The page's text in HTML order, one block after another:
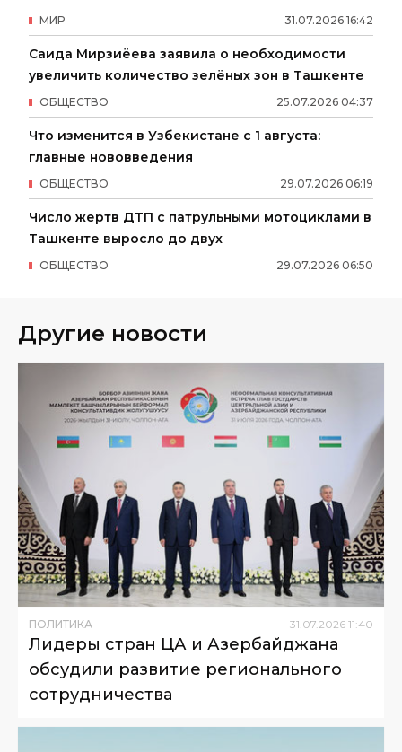
31.07.2026 16:42
МИР
Саида Мирзиёева заявила о необходимости
увеличить количество зелёных зон в Ташкенте
25.07.2026 04:37
ОБЩЕСТВО
Что изменится в Узбекистане с 1 августа:
главные нововведения
29.07.2026 06:19
ОБЩЕСТВО
Число жертв ДТП с патрульными мотоциклами в
Ташкенте выросло до двух
29.07.2026 06:50
ОБЩЕСТВО
Другие новости
ПОЛИТИКА 31.07.2026 11:40
Лидеры стран ЦА и Азербайджана
обсудили развитие регионального
сотрудничества